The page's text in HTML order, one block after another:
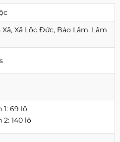
Xã Lộc Đức, Bảo Lâm, Lâm
1: 69 lô
2: 140 lô